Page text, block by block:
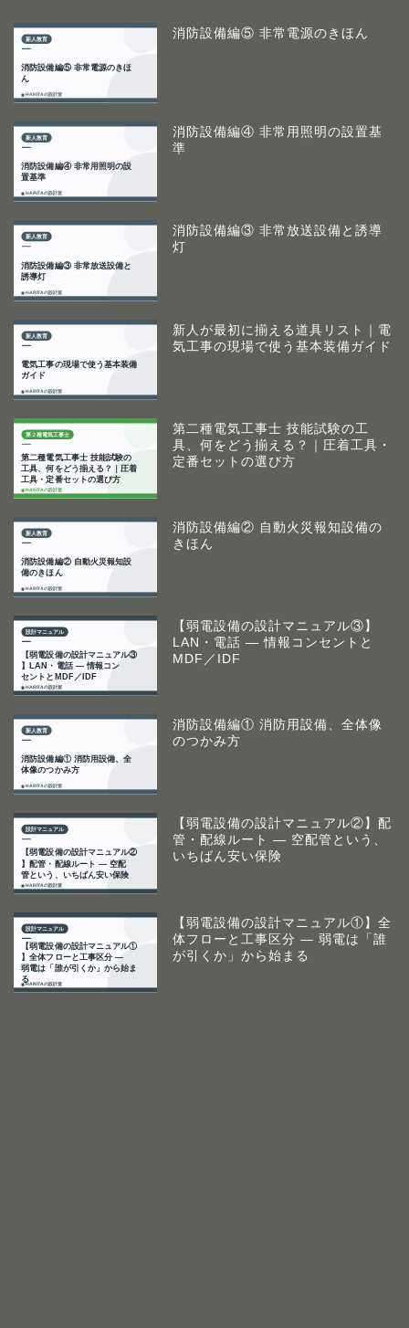
消防設備編⑤ 非常電源のきほん
消防設備編④ 非常用照明の設置基
準
消防設備編③ 非常放送設備と誘導
灯
新人が最初に揃える道具リスト｜電
気工事の現場で使う基本装備ガイド
第二種電気工事士 技能試験の工
具、何をどう揃える？｜圧着工具・
定番セットの選び方
消防設備編② 自動火災報知設備の
きほん
【弱電設備の設計マニュアル③】
LAN・電話 ― 情報コンセントと
MDF／IDF
消防設備編① 消防用設備、全体像
のつかみ方
【弱電設備の設計マニュアル②】配
管・配線ルート ― 空配管という、
いちばん安い保険
【弱電設備の設計マニュアル①】全
体フローと工事区分 ― 弱電は「誰
が引くか」から始まる